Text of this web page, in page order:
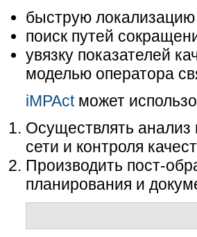
быструю локализацию
поиск путей
увязку показателей
моделью оператора
iMPActможет
Осуществлять
сети и контроля
Производить пост-
планирования и